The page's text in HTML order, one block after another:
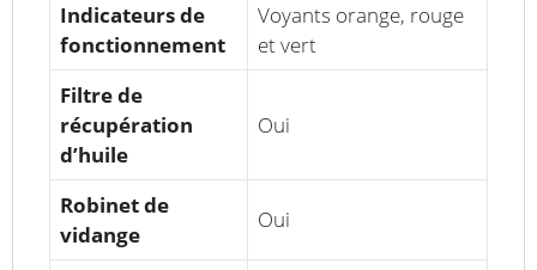
Indicateurs de
fonctionnement
Voyants orange, rouge
et vert
Filtre de
récupération
d’huile
Oui
Robinet de
vidange
Oui